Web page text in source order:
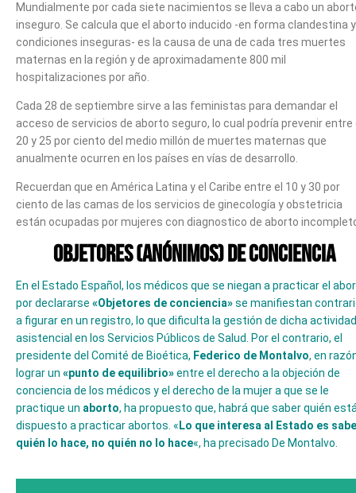
Mundialmente por cada siete nacimientos se lleva a cabo un
inseguro. Se calcula que el aborto inducido -en forma clandestina y
condiciones inseguras- es la causa de una de cada tres muertes
maternas en la región y de aproximadamente 800 mil
hospitalizaciones por año.
Cada 28 de septiembre sirve a las feministas para demandar el
acceso de servicios de aborto seguro, lo cual podría prevenir entre
20 y 25 por ciento del medio millón de muertes maternas que
anualmente ocurren en los países en vías de desarrollo.
Recuerdan que en América Latina y el Caribe entre el 10 y 30 por
ciento de las camas de los servicios de ginecología y obstetricia
están ocupadas por mujeres con diagnostico de aborto
OBJETORES (ANÓNIMOS) DE CONCIENCIA
En el Estado Español, los médicos que se niegan a practicar el
por declararse «Objetores de conciencia»se manifiestan
a figurar en un registro, lo que dificulta la gestión de dicha actividad
asistencial en los Servicios Públicos de Salud. Por el contrario, el
presidente del Comité de Bioética, Federico de Montalvo, en
lograr un «punto de equilibrio»entre el derecho a la objeción de
conciencia de los médicos y el derecho de la mujer a que se le
practique un aborto, ha propuesto que, habrá que saber quién
dispuesto a practicar abortos. « Lo que interesa al Estado es
quién lo hace, no quién no lo hace«, ha precisado De Montalvo.